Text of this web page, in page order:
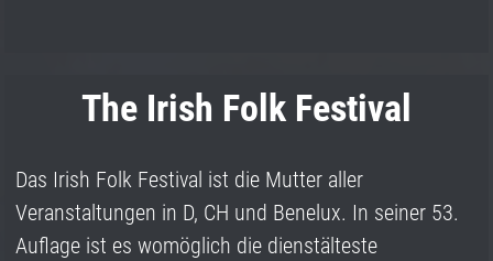
The Irish Folk Festival
Das Irish Folk Festival ist die Mutter aller
Veranstaltungen in D, CH und Benelux. In seiner 53.
Auflage ist es womöglich die dienstälteste